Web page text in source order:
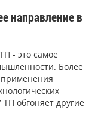
направление в
- это самое
Более
обгоняет другие